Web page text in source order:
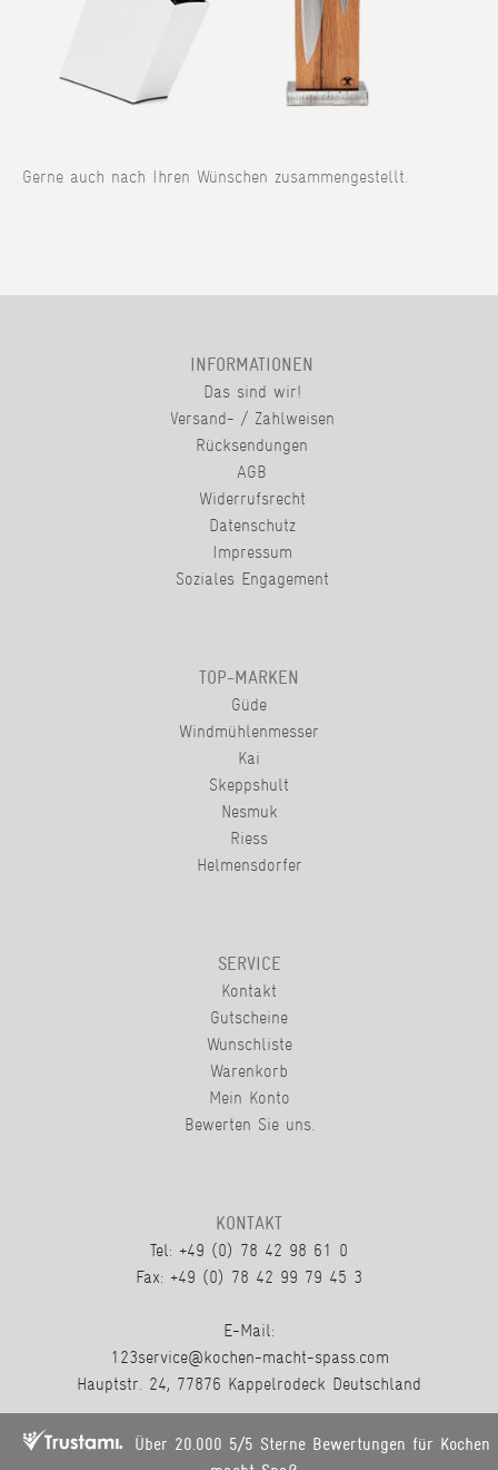
Gerne auch nach Ihren Wünschen zusammengestellt.
INFORMATIONEN
Das sind wir!
Versand- / Zahlweisen
Rücksendungen
AGB
Widerrufsrecht
Datenschutz
Impressum
Soziales Engagement
TOP-MARKEN
Güde
Windmühlenmesser
Kai
Skeppshult
Nesmuk
Riess
Helmensdorfer
SERVICE
Kontakt
Gutscheine
Wunschliste
Warenkorb
Mein Konto
Bewerten Sie uns.
KONTAKT
Tel: +49 (0) 78 42 98 61 0
Fax: +49 (0) 78 42 99 79 45 3
E-Mail:
123service@kochen-macht-spass.com
Hauptstr. 24, 77876 Kappelrodeck Deutschland
Über 20.000 5/5 Sterne Bewertungen für Kochen